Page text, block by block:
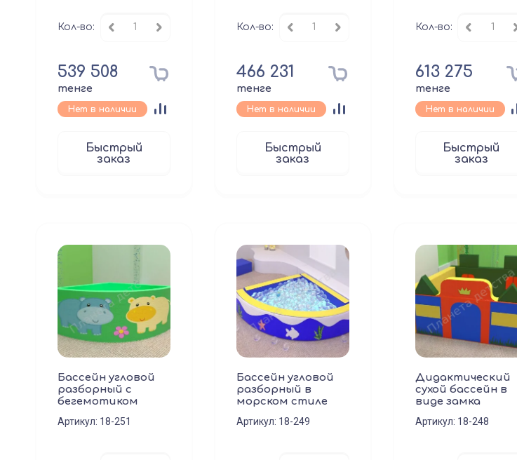
Кол-во:
539 508
тенге
Нет в наличии
Быстрый
заказ
Кол-во:
466 231
тенге
Нет в наличии
Быстрый
заказ
Кол-во:
613 275
тенге
Нет в наличии
Быстрый
заказ
Бассейн угловой
разборный с
бегемотиком
Артикул: 18-251
Бассейн угловой
разборный в
морском стиле
Артикул: 18-249
Дидактический
сухой бассейн в
виде замка
Артикул: 18-248